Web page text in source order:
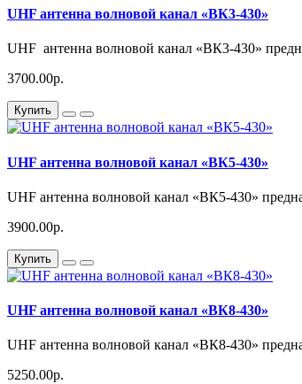
UHF антенна волновой канал «ВК3-430»
UHF антенна волновой канал «ВК3-430»
3700.00р.
Купить
UHF антенна волновой канал «ВК5-430»
UHF антенна волновой канал «ВК5-430»
3900.00р.
Купить
UHF антенна волновой канал «ВК8-430»
UHF антенна волновой канал «ВК8-430»
5250.00р.